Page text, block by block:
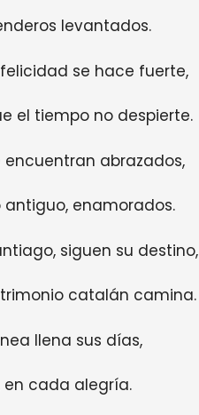
levantados.
se hace fuerte,
el tiempo no despierte.
encuentran abrazados,
enamorados.
siguen su destino,
catalán camina.
llena sus días,
en cada alegría.